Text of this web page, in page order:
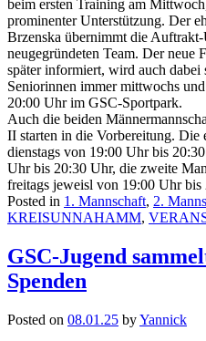
beim ersten Training am
prominenter Unterstützung. Der
Brzenska übernimmt die
neugegründeten Team. Der neue
später informiert, wird auch
Seniorinnen immer mittwochs
20:00 Uhr im GSC-Sportpark.
Auch die beiden
II starten in die Vorbereitung. Die
dienstags von 19:00 Uhr bis
Uhr bis 20:30 Uhr, die zweite
freitags jeweisl von 19:00 Uhr
Posted in 1. Mannschaft, 2.
KREISUNNAHAMM,
GSC-Jugend
Spenden
Posted on 08.01.25 byYannick